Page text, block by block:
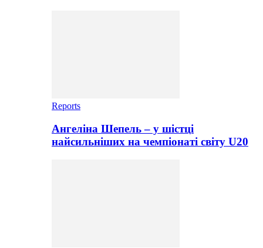
Reports
Ангеліна Шепель – у шістці
найсильніших на чемпіонаті світу U20